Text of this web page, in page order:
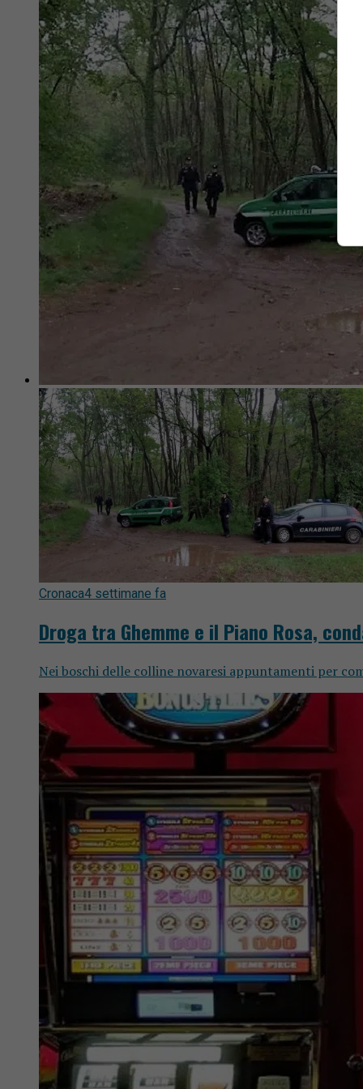
Cronaca4 settimane fa
Droga tra Ghemme e il Piano Rosa,
Nei boschi delle colline novaresi appuntamenti per